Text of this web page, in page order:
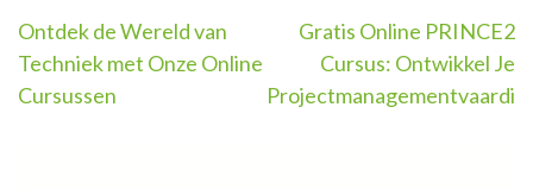
Berichtnavigatie
Ontdek de Wereld van
Techniek met Onze Online
Cursussen
Gratis Online PRINCE2
Cursus: Ontwikkel Je